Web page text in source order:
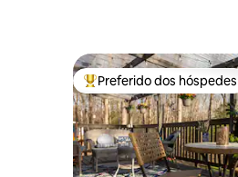
Entre os melhores
Preferido dos hóspedes